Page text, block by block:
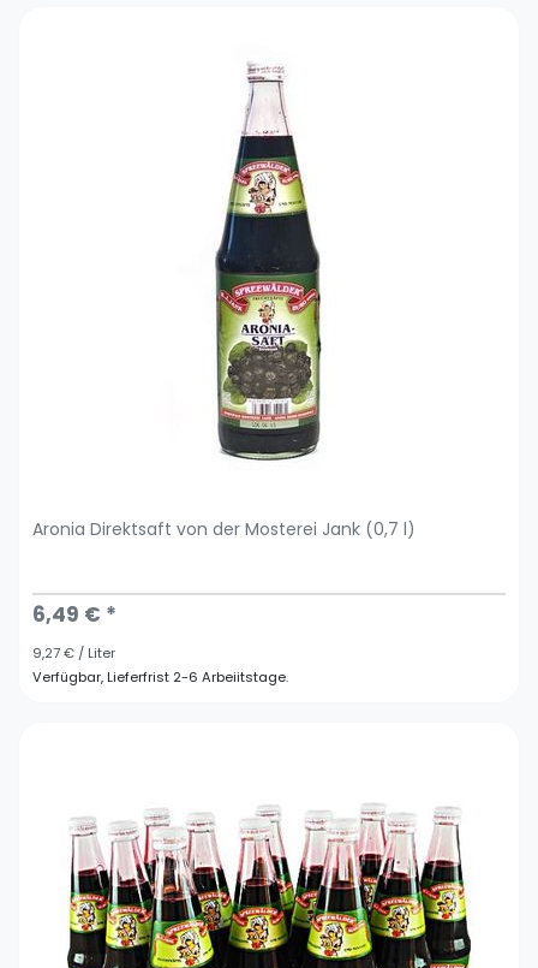
Aronia Direktsaft von der Mosterei Jank (0,7 l)
6,49 € *
9,27 € / Liter
Verfügbar, Lieferfrist 2-6 Arbeiitstage.